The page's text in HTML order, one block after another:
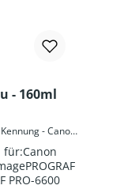
- 160ml
- Canon:
für:Canon
PRO-6600